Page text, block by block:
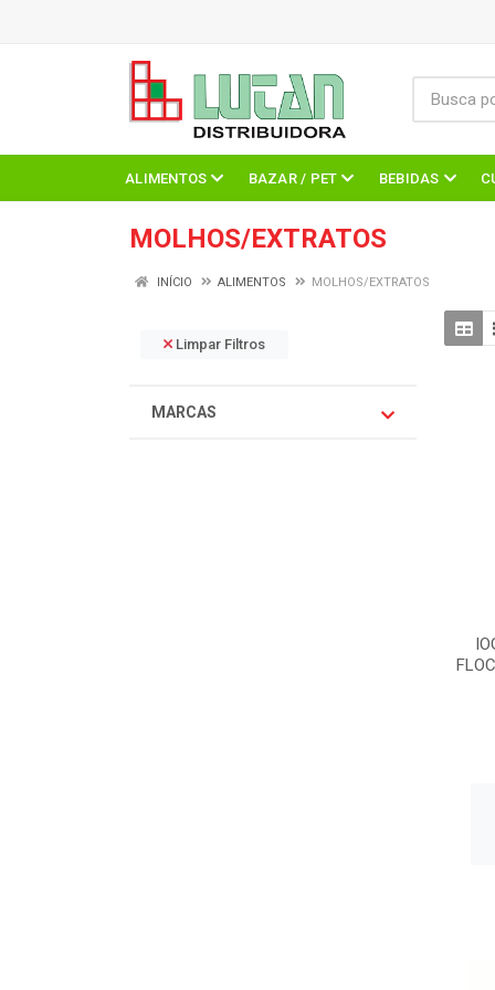
ALIMENTOS BAZAR / PET BEBIDAS
MOLHOS/EXTRATOS
INÍCIO ALIMENTOS MOLHOS/EXTRATOS
Limpar Filtros
MARCAS